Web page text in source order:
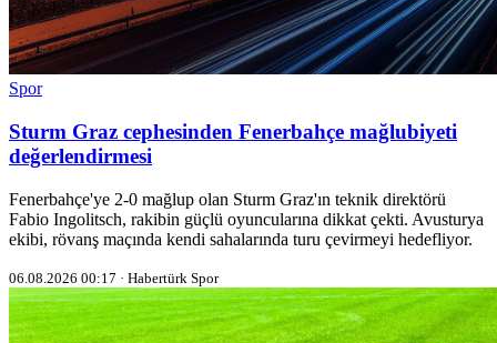
Spor
Sturm Graz cephesinden Fenerbahçe mağlubiyeti
değerlendirmesi
Fenerbahçe'ye 2-0 mağlup olan Sturm Graz'ın teknik direktörü
Fabio Ingolitsch, rakibin güçlü oyuncularına dikkat çekti. Avusturya
ekibi, rövanş maçında kendi sahalarında turu çevirmeyi hedefliyor.
06.08.2026 00:17 · Habertürk Spor